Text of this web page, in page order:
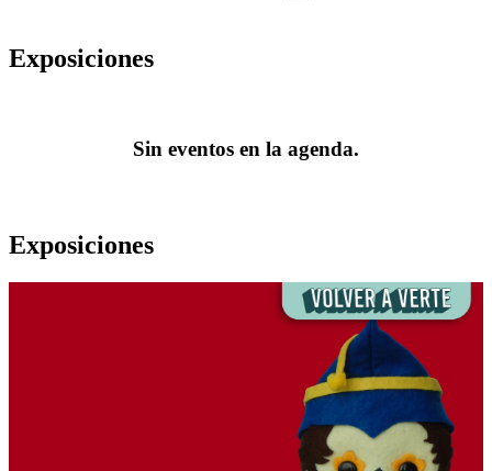
Exposiciones
Sin eventos en la agenda.
Exposiciones